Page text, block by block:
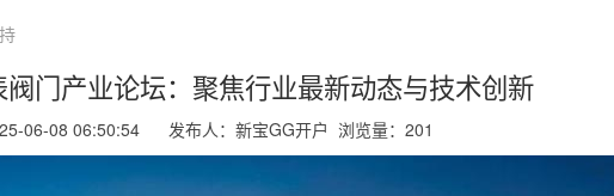
门产业论坛：聚焦行业最新动态与技术创新
06-08 06:50:54 发布人：新宝GG开户 浏览量： 201